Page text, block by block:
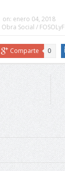
on: enero 04, 2018
Obra Social / FOSOLyF
Comparte 0